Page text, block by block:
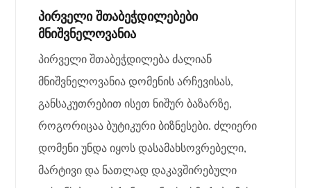
პირველი შთაბეჭდილებები
მნიშვნელოვანია
პირველი შთაბეჭდილება ძალიან
მნიშვნელოვანია დომენის არჩევისას,
განსაკუთრებით ისეთ ნიშურ ბაზარზე,
როგორიცაა ბუტიკური ბიზნესები. ძლიერი
დომენი უნდა იყოს დასამახსოვრებელი,
მარტივი და ნათლად დაკავშირებული